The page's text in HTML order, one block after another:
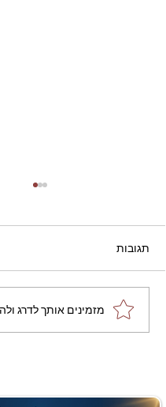
מתכון מנצח עוגת
שוקולד בחושה וקלה
תגובות
מזמינים אותך לדרג